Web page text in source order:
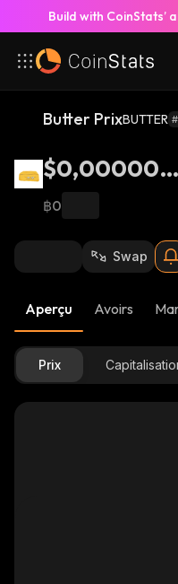
Build with CoinStats’
Butter PrixBUTTER
$0,0000014
1
฿0
Swap
Aperçu Avoirs
Prix